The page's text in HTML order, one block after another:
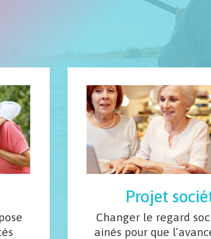
Projet
Changer le regard
ainés pour que